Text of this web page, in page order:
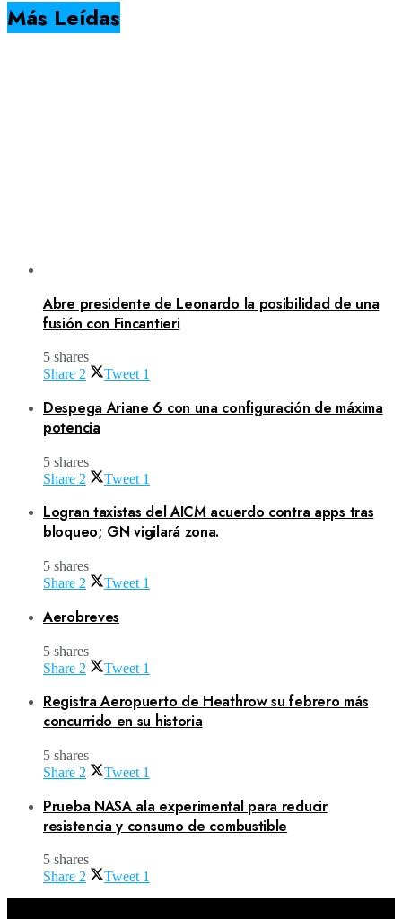
Más Leídas
Abre presidente de Leonardo la posibilidad de una
fusión con Fincantieri
5 shares
Share 2 Tweet 1
Despega Ariane 6 con una configuración de máxima
potencia
5 shares
Share 2 Tweet 1
Logran taxistas del AICM acuerdo contra apps tras
bloqueo; GN vigilará zona.
5 shares
Share 2 Tweet 1
Aerobreves
5 shares
Share 2 Tweet 1
Registra Aeropuerto de Heathrow su febrero más
concurrido en su historia
5 shares
Share 2 Tweet 1
Prueba NASA ala experimental para reducir
resistencia y consumo de combustible
5 shares
Share 2 Tweet 1